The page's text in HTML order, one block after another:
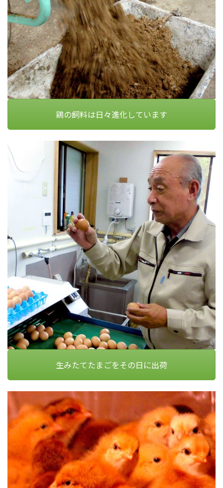
鶏の飼料は日々進化しています
生みたてたまごをその日に出荷